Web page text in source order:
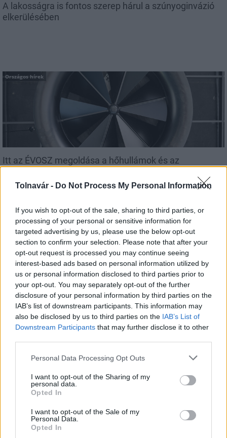
Tolnavár - Do Not Process My Personal Information
If you wish to opt-out of the sale, sharing to third parties, or
processing of your personal or sensitive information for
targeted advertising by us, please use the below opt-out
section to confirm your selection. Please note that after your
opt-out request is processed you may continue seeing
interest-based ads based on personal information utilized by
us or personal information disclosed to third parties prior to
your opt-out. You may separately opt-out of the further
disclosure of your personal information by third parties on the
IAB’s list of downstream participants. This information may
also be disclosed by us to third parties on the IAB’s List of
Downstream Participants that may further disclose it to other
Please note that this website/app uses one or more Google
not limited to your visit or usage behaviour. You may click to
grant or deny consent to Google and its third-party tags to
use your data for below specified purposes in below Google
consent section.
Personal Data Processing Opt Outs
I want to opt-out of the Sharing of my
personal data.
Opted In
I want to opt-out of the Sale of my
Personal Data.
Opted In
A lakosságra is fontos szerep hárul a szúnyoginvázió
elkerülésében
Országos hírek
Itt az ÉVOSZ megoldása a hőhullámok és az
MAGYAR ÉPÍTŐK
Mi épül?
Hódmezővásárhely iskolaépítés FERROÉP Zrt. oktatási beruházás
Másfélszeresére bővítik Hódmezővásárhely jó hírű